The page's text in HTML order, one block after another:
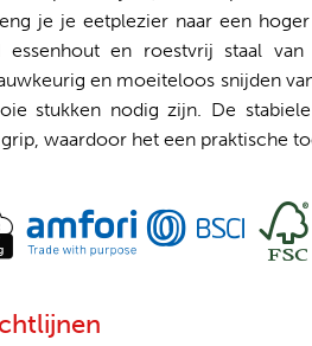
je je eetplezier naar een
essenhout en roestvrij staal
en moeiteloos snijden
stukken nodig zijn. De
waardoor het een praktische